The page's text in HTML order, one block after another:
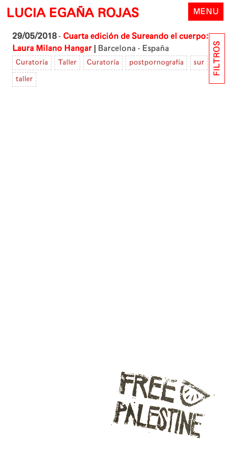
Skip
content
LUCIA EGAÑA ROJAS MENU
29/05/2018- Cuarta edición de Sureando el cuerpo:
Laura Milano Hangar Barcelona - España
Curatoría Taller Curatoría postpornografía sur
taller
FILTROS